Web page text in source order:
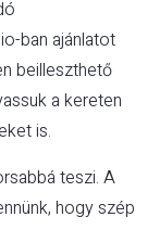
ban ajánlatot
beilleszthető
a kereten
is.
teszi. A
hogy szép